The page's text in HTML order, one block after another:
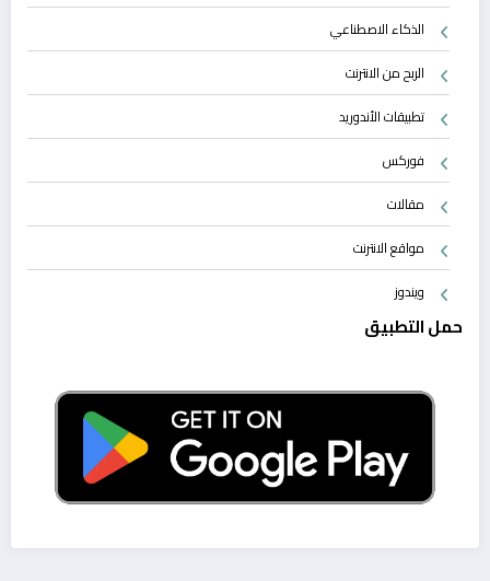
الذكاء الاصطناعي
الربح من الانترنت
تطبيقات الأندوريد
فوركس
مقالات
مواقع الانترنت
ويندوز
حمل التطبيق